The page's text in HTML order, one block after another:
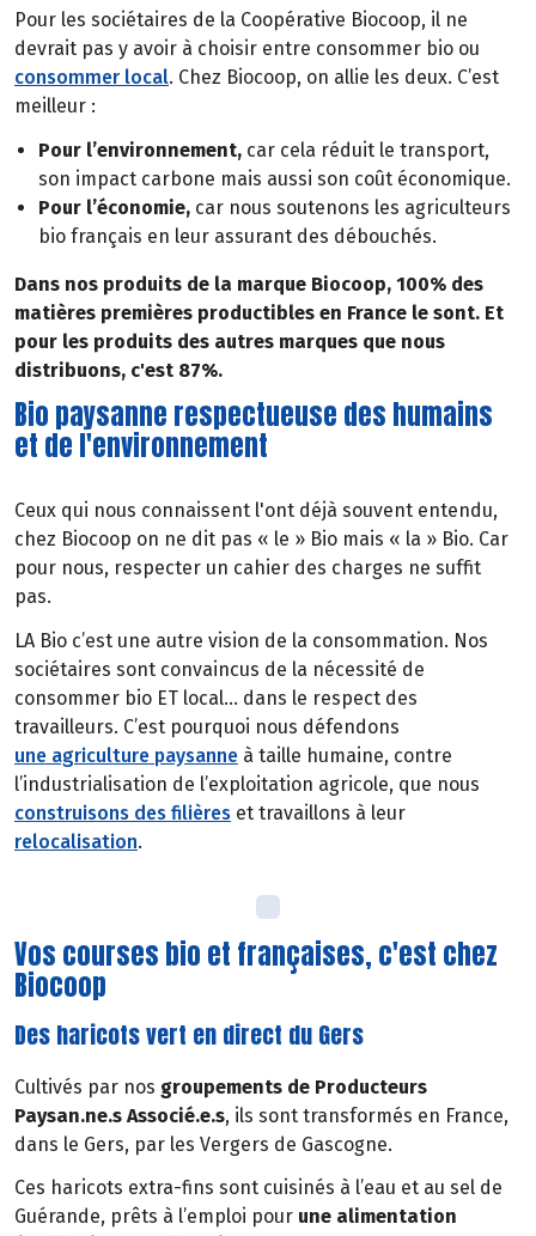
Pour les sociétaires de la Coopérative Biocoop, il ne
devrait pas y avoir à choisir entre consommer bio ou
consommer local. Chez Biocoop, on allie les deux. C’est
meilleur :
Pour l’environnement, car cela réduit le transport,
son impact carbone mais aussi son coût économique.
Pour l’économie, car nous soutenons les agriculteurs
bio français en leur assurant des débouchés.
Dans nos produits de la marque Biocoop, 100% des
matières premières productibles en France le sont. Et
pour les produits des autres marques que nous
distribuons, c'est 87%.
Bio paysanne respectueuse des humains
et de l'environnement
Ceux qui nous connaissent l'ont déjà souvent entendu,
chez Biocoop on ne dit pas « le » Bio mais « la » Bio. Car
pour nous, respecter un cahier des charges ne suffit
pas.
LA Bio c’est une autre vision de la consommation. Nos
sociétaires sont convaincus de la nécessité de
consommer bio ET local… dans le respect des
travailleurs. C’est pourquoi nous défendons
une agriculture paysanne à taille humaine, contre
l’industrialisation de l’exploitation agricole, que nous
construisons des filières et travaillons à leur
relocalisation.
Vos courses bio et françaises, c'est chez
Biocoop
Des haricots vert en direct du Gers
Cultivés par nos groupements de Producteurs
Paysan.ne.s Associé.e.s, ils sont transformés en France,
dans le Gers, par les Vergers de Gascogne.
Ces haricots extra-fins sont cuisinés à l’eau et au sel de
Guérande, prêts à l’emploi pour une alimentation